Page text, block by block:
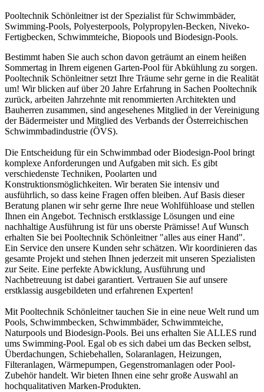
Pooltechnik Schönleitner ist der Spezialist für Schwimmbäder,
Swimming-Pools, Polyesterpools, Polypropylen-Becken, Niveko-
Fertigbecken, Schwimmteiche, Biopools und Biodesign-Pools.
Bestimmt haben Sie auch schon davon geträumt an einem heißen
Sommertag in Ihrem eigenen Garten-Pool für Abkühlung zu sorgen.
Pooltechnik Schönleitner setzt Ihre Träume sehr gerne in die Realität
um! Wir blicken auf über 20 Jahre Erfahrung in Sachen Pooltechnik
zurück, arbeiten Jahrzehnte mit renommierten Architekten und
Bauherren zusammen, sind angesehenes Mitglied in der Vereinigung
der Bädermeister und Mitglied des Verbands der Österreichischen
Schwimmbadindustrie (ÖVS).
Die Entscheidung für ein Schwimmbad oder Biodesign-Pool bringt
komplexe Anforderungen und Aufgaben mit sich. Es gibt
verschiedenste Techniken, Poolarten und
Konstruktionsmöglichkeiten. Wir beraten Sie intensiv und
ausführlich, so dass keine Fragen offen bleiben. Auf Basis dieser
Beratung planen wir sehr gerne Ihre neue Wohlfühloase und stellen
Ihnen ein Angebot. Technisch erstklassige Lösungen und eine
nachhaltige Ausführung ist für uns oberste Prämisse! Auf Wunsch
erhalten Sie bei Pooltechnik Schönleitner "alles aus einer Hand".
Ein Service den unsere Kunden sehr schätzen. Wir koordinieren das
gesamte Projekt und stehen Ihnen jederzeit mit unseren Spezialisten
zur Seite. Eine perfekte Abwicklung, Ausführung und
Nachbetreuung ist dabei garantiert. Vertrauen Sie auf unsere
erstklassig ausgebildeten und erfahrenen Experten!
Mit Pooltechnik Schönleitner tauchen Sie in eine neue Welt rund um
Pools, Schwimmbecken, Schwimmbäder, Schwimmteiche,
Naturpools und Biodesign-Pools. Bei uns erhalten Sie ALLES rund
ums Swimming-Pool. Egal ob es sich dabei um das Becken selbst,
Überdachungen, Schiebehallen, Solaranlagen, Heizungen,
Filteranlagen, Wärmepumpen, Gegenstromanlagen oder Pool-
Zubehör handelt. Wir bieten Ihnen eine sehr große Auswahl an
hochqualitativen Marken-Produkten.